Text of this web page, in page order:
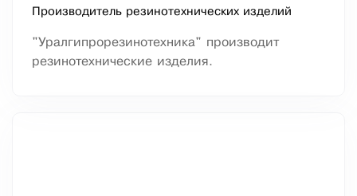
Производитель резинотехнических изделий
"Уралгипрорезинотехника" производит
резинотехнические изделия.